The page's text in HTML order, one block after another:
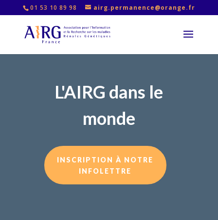
01 53 10 89 98 airg.permanence@orange.fr
L'AIRG dans le
monde
INSCRIPTION À NOTRE
INFOLETTRE